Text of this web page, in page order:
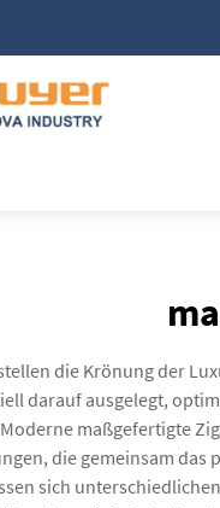
die Krönung der
darauf ausgelegt,
maßgefertigte
die gemeinsam
sich